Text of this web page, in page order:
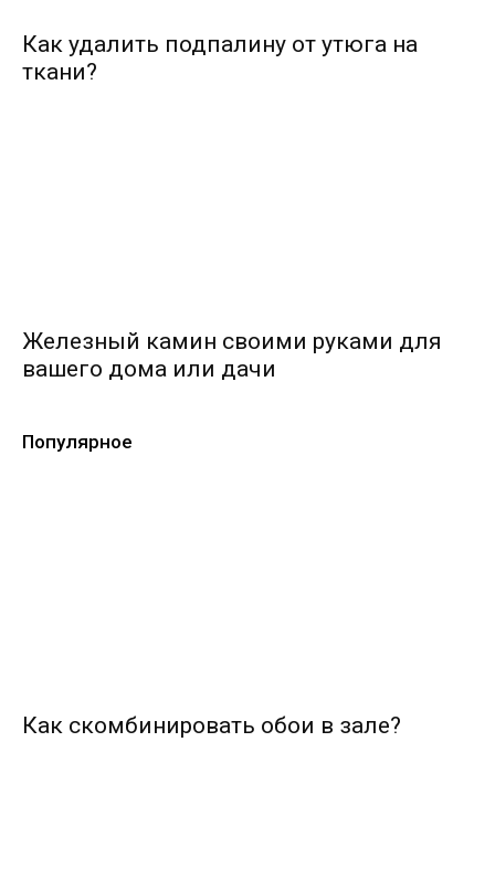
Как удалить подпалину от утюга на
ткани?
Железный камин своими руками для
вашего дома или дачи
Популярное
Как скомбинировать обои в зале?